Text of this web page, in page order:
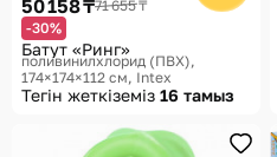
50 158 ₸71 655 ₸
-30%
Батут «Ринг»
поливинилхлорид (ПВХ),
174×174×112 см Intex
Тегін жеткіземіз 16 тамыз